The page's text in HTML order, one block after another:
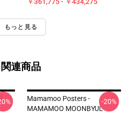
もっと見る
関連商品
-
Mamamoo Posters -
MAMAMOO MOONBYUL
-20%